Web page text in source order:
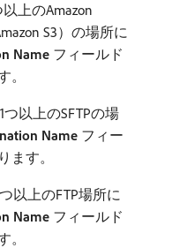
上のAmazon
S3）の場所に
Name フィールド
。
以上のSFTPの場
Name フィー
ます。
以上のFTP場所に
Name フィールド
。